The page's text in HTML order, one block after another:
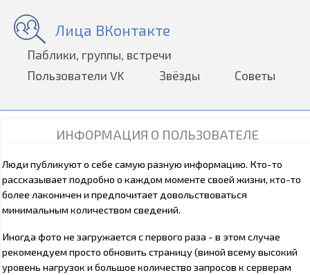
Лица ВКонтакте
Паблики, группы, встречи
Пользователи VK
Звёзды Советы
ИНФОРМАЦИЯ О ПОЛЬЗОВАТЕЛЕ
Люди публикуют о себе самую разную информацию. Кто-то
рассказывает подробно о каждом моменте своей жизни, кто-то
более лаконичен и предпочитает довольствоваться
минимальным количеством сведений.
Иногда фото не загружается с первого раза - в этом случае
рекомендуем просто обновить страницу (виной всему высокий
уровень нагрузок и большое количество запросов к серверам